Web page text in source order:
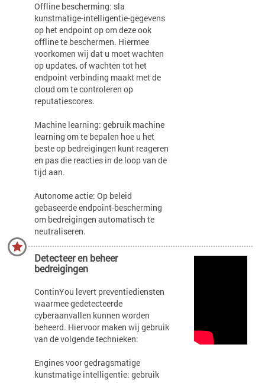
Offline bescherming: sla
kunstmatige-intelligentie-gegevens
op het endpoint op om deze ook
offline te beschermen. Hiermee
voorkomen wij dat u moet wachten
op updates, of wachten tot het
endpoint verbinding maakt met de
cloud om te controleren op
reputatiescores.
Machine learning: gebruik machine
learning om te bepalen hoe u het
beste op bedreigingen kunt reageren
en pas die reacties in de loop van de
tijd aan.
Autonome actie: Op beleid
gebaseerde endpoint-bescherming
om bedreigingen automatisch te
neutraliseren.
Detecteer en beheer
bedreigingen
ContinYou levert preventiediensten
waarmee gedetecteerde
cyberaanvallen kunnen worden
beheerd. Hiervoor maken wij gebruik
van de volgende technieken:
Engines voor gedragsmatige
kunstmatige intelligentie: gebruik